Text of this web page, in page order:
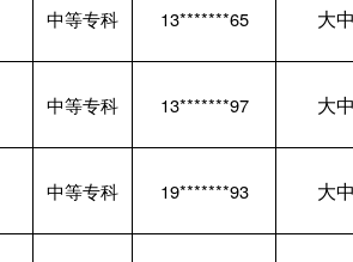
中等专科 13*******65 大
中等专科 13*******97 大
中等专科 19*******93 大